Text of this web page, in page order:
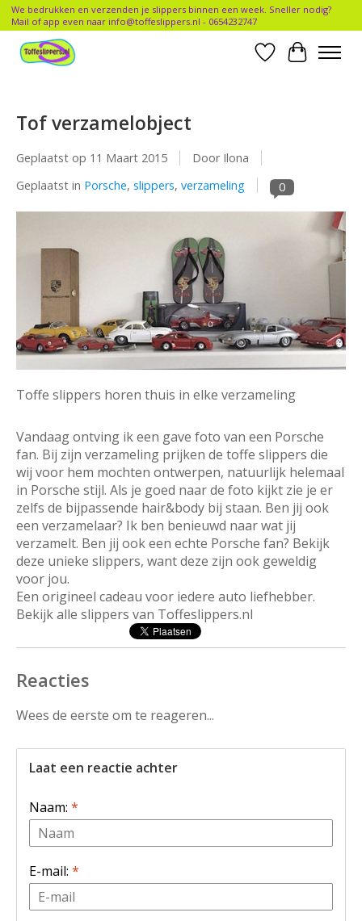
We bedrukken en verzenden je slippers binnen een week. Sneller nodig?
Mail of app even naar info@toffeslippers.nl - 0654232747
Verlanglijst
Tof verzamelobject
Geplaatst op 11 Maart 2015
Door Ilona
Geplaatst in Porsche, slippers, verzameling 0
Toffe slippers horen thuis in elke verzameling
Vandaag ontving ik een gave foto van een Porsche
fan. Bij zijn verzameling prijken de toffe slippers die
wij voor hem mochten ontwerpen, natuurlijk helemaal
in Porsche stijl. Als je goed naar de foto kijkt zie je er
zelfs de bijpassende hair&body bij staan. Ben jij ook
een verzamelaar? Ik ben benieuwd naar wat jij
verzamelt. Ben jij ook een echte Porsche fan? Bekijk
deze unieke slippers, want deze zijn ook geweldig
voor jou.
Een origineel cadeau voor iedere auto liefhebber.
Bekijk alle slippers van Toffeslippers.nl
Reacties
Wees de eerste om te reageren...
Laat een reactie achter
Naam: *
E-mail: *